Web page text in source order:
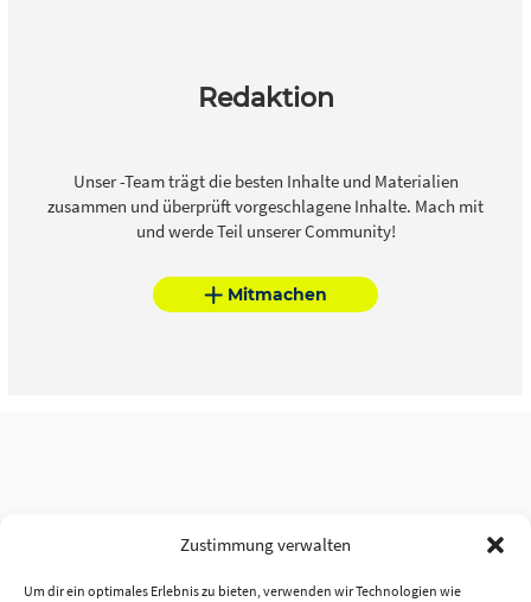
Zustimmung verwalten
Um dir ein optimales Erlebnis zu bieten, verwenden wir Technologien wie
Redaktion
Unser -Team trägt die besten Inhalte und Materialien
zusammen und überprüft vorgeschlagene Inhalte. Mach mit
und werde Teil unserer Community!
Mitmachen